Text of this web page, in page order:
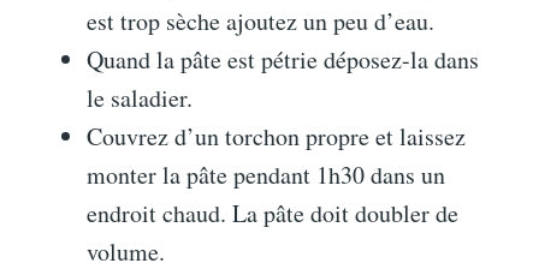
est trop sèche ajoutez un peu d’eau.
Quand la pâte est pétrie déposez-la dans
le saladier.
Couvrez d’un torchon propre et laissez
monter la pâte pendant 1h30 dans un
endroit chaud. La pâte doit doubler de
volume.